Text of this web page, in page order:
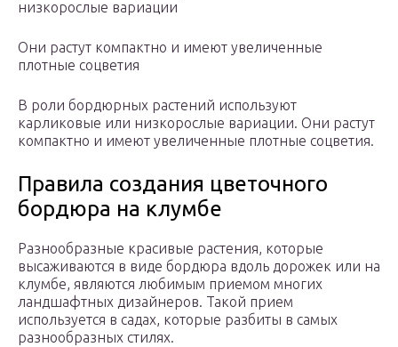
низкорослые вариации
Они растут компактно и имеют увеличенные
плотные соцветия
В роли бордюрных растений используют
карликовые или низкорослые вариации. Они растут
компактно и имеют увеличенные плотные соцветия.
Правила создания цветочного
бордюра на клумбе
Разнообразные красивые растения, которые
высаживаются в виде бордюра вдоль дорожек или на
клумбе, являются любимым приемом многих
ландшафтных дизайнеров. Такой прием
используется в садах, которые разбиты в самых
разнообразных стилях.